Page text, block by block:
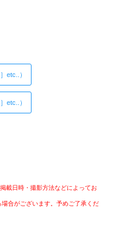
etc..）
etc..）
載日時・撮影方法などによってお
合がございます。予めご了承くだ